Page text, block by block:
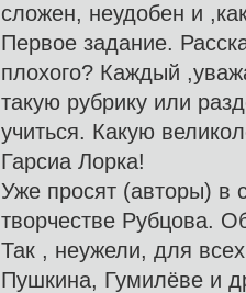
сложен, неудобен и
Первое задание.
плохого? Каждый
такую рубрику или
учиться. Какую
Гарсиа Лорка!
Уже просят (авторы) в
творчестве Рубцова.
Так , неужели, для
Пушкина, Гумилёве и